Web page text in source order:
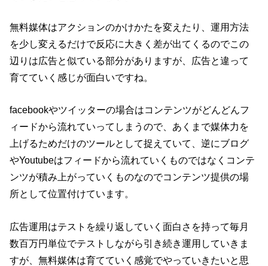
無料媒体はアクションのかけかたを変えたり、運用方法
を少し変えるだけで反応に大きく差が出てくるのでこの
辺りは広告と似ている部分がありますが、広告と違って
育てていく感じが面白いですね。
facebookやツイッターの場合はコンテンツがどんどんフ
ィードから流れていってしまうので、あくまで媒体力を
上げるためだけのツールとして捉えていて、逆にブログ
やYoutubeはフィードから流れていくものではなくコンテ
ンツが積み上がっていくものなのでコンテンツ提供の場
所として位置付けています。
広告運用はテストを繰り返していく面白さを持って毎月
数百万円単位でテストしながら引き続き運用していきま
すが、無料媒体は育てていく感覚でやっていきたいと思